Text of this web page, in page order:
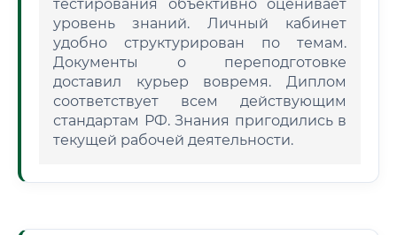
тестирования объективно оценивает
уровень знаний. Личный кабинет
удобно структурирован по темам.
Документы о переподготовке
доставил курьер вовремя. Диплом
соответствует всем действующим
стандартам РФ. Знания пригодились в
текущей рабочей деятельности.